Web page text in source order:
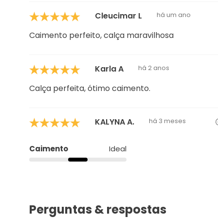
Cleucimar L há um ano
Caimento perfeito, calça maravilhosa
Karla A há 2 anos
Calça perfeita, ótimo caimento.
KALYNA A. há 3 meses
Caimento Ideal
Perguntas & respostas